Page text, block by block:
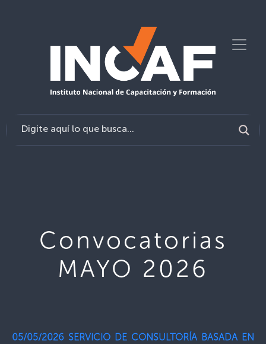
Convocatorias
MAYO 2026
05/05/2026 SERVICIO DE CONSULTORÍA BASADA EN